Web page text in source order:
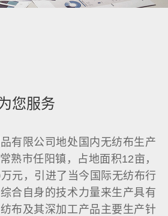
您服务
有限公司地处国内无纺布生产
市任阳镇，占地面积12亩，
元，引进了当今国际无纺布行
合自身的技术力量来生产具有
布及其深加工产品主要生产针